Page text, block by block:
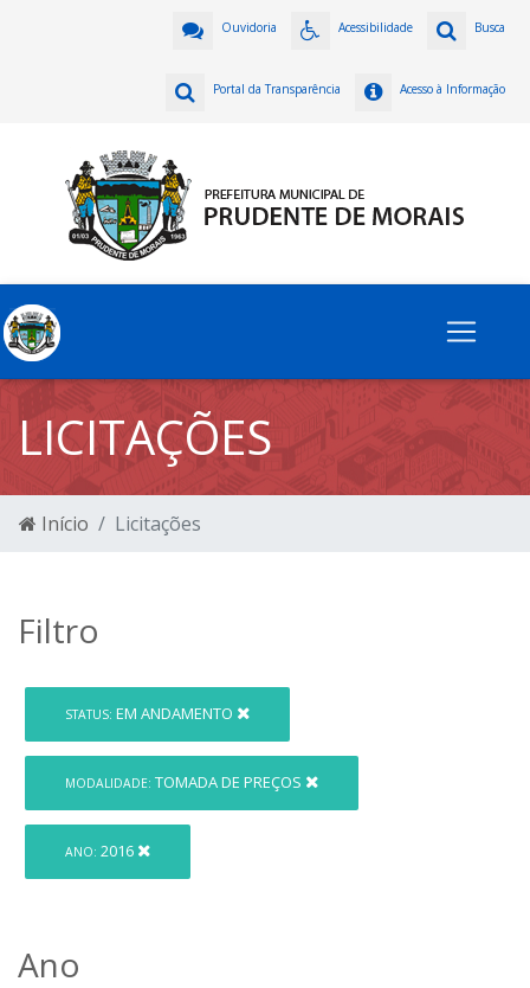
Busca
Acessibilidade
Ouvidoria
Acesso à Informação
Portal da Transparência
LICITAÇÕES
Início Licitações
Filtro
STATUS: EM ANDAMENTO
MODALIDADE: TOMADA DE PREÇOS
ANO: 2016
Ano